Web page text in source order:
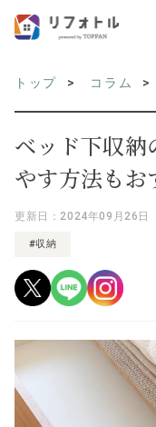
トップ コラム
ベッド下収納
やす方法もお
更新日：2024年09月26日
#収納